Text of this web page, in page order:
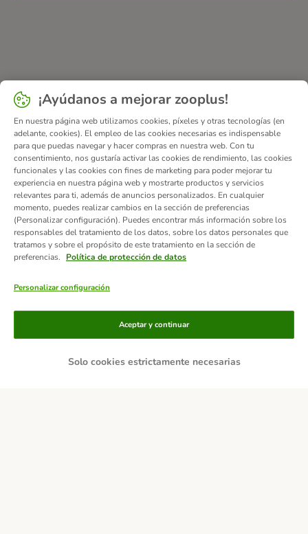
Métodos de pago
Contra-reembolso Transferencia
¡Ayúdanos a mejorar zooplus!
En nuestra página web utilizamos cookies, píxeles y otras tecnologías (en
adelante, cookies). El empleo de las cookies necesarias es indispensable
para que puedas navegar y hacer compras en nuestra web. Con tu
consentimiento, nos gustaría activar las cookies de rendimiento, las cookies
funcionales y las cookies con fines de marketing para poder mejorar tu
experiencia en nuestra página web y mostrarte productos y servicios
relevantes para ti, además de anuncios personalizados. En cualquier
momento, puedes realizar cambios en la sección de preferencias
(Personalizar configuración). Puedes encontrar más información sobre los
responsables del tratamiento de los datos, sobre los datos personales que
tratamos y sobre el propósito de este tratamiento en la sección de
preferencias.
Política de protección de datos
Personalizar configuración
Solo cookies estrictamente necesarias
Aceptar y continuar